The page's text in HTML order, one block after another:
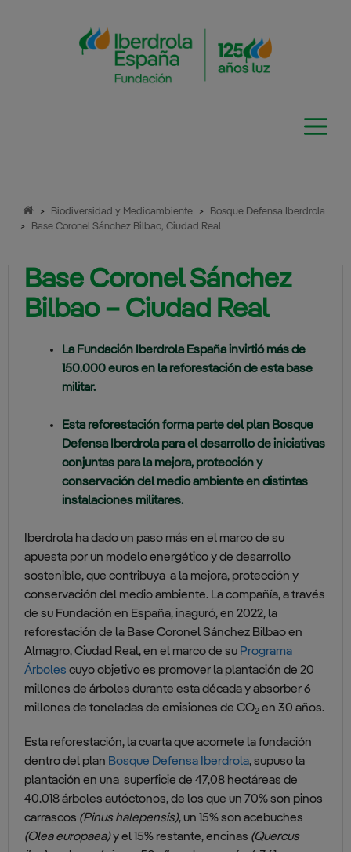
> Biodiversidad y Medioambiente >
Bosque Defensa Iberdrola
>
Base Coronel Sánchez Bilbao, Ciudad Real
Base Coronel Sánchez
Bilbao – Ciudad Real
La Fundación Iberdrola España invirtió más de
150.000 euros en la reforestación de esta base
militar.
Esta reforestación forma parte del plan Bosque
Defensa Iberdrola para el desarrollo de iniciativas
conjuntas para la mejora, protección y
conservación del medio ambiente en distintas
instalaciones militares.
Iberdrola ha dado un paso más en el marco de su
apuesta por un modelo energético y de desarrollo
sostenible, que contribuya a la mejora, protección y
conservación del medio ambiente. La compañía, a través
de su Fundación en España, inaguró, en 2022, la
reforestación de la Base Coronel Sánchez Bilbao en
Almagro, Ciudad Real, en el marco de su Programa
Árboles cuyo objetivo es promover la plantación de 20
millones de árboles durante esta década y absorber 6
millones de toneladas de emisiones de CO2 en 30 años.
Esta reforestación, la cuarta que acomete la fundación
dentro del plan Bosque Defensa Iberdrola, supuso la
plantación en una superficie de 47,08 hectáreas de
40.018 árboles autóctonos, de los que un 70% son pinos
carrascos (Pinus halepensis), un 15% son acebuches
(Olea europaea)y el 15% restante, encinas (Quercus